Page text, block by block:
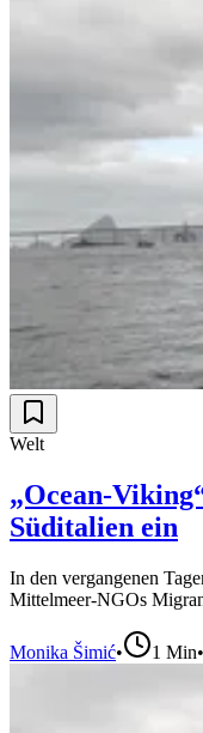
Welt
„Ocean-
Süditalien ein
In den vergangenen
Mittelmeer-NGOs
Monika Šimić• 1 Min•